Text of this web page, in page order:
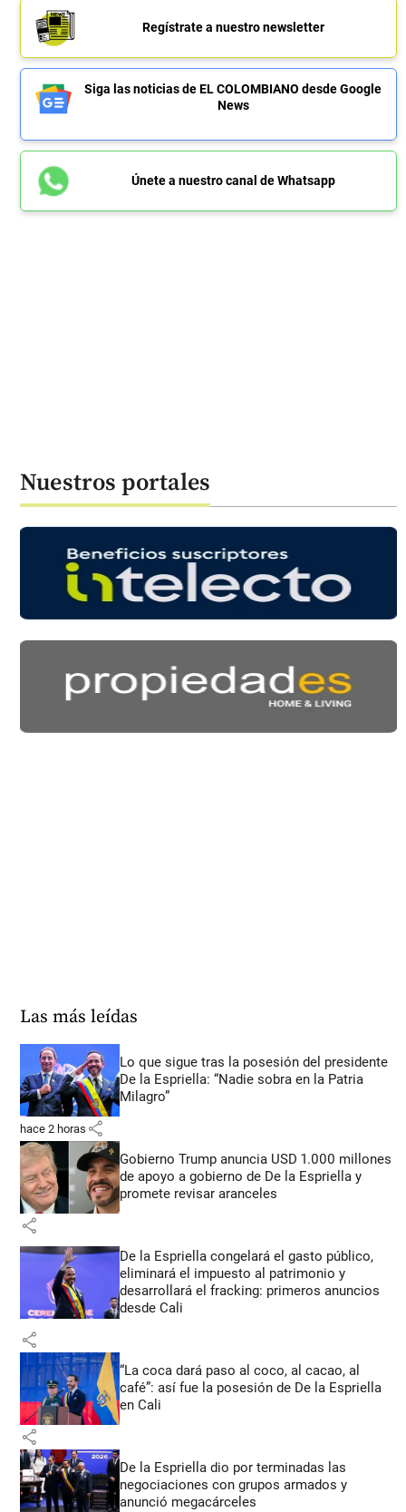
Regístrate a nuestro newsletter
Siga las noticias de EL COLOMBIANO desde Google
News
Únete a nuestro canal de Whatsapp
Nuestros portales
Las más leídas
Lo que sigue tras la posesión del presidente
De la Espriella: “Nadie sobra en la Patria
Milagro”
hace 2 horas share
Gobierno Trump anuncia USD 1.000 millones
de apoyo a gobierno de De la Espriella y
promete revisar aranceles
share
De la Espriella congelará el gasto público,
eliminará el impuesto al patrimonio y
desarrollará el fracking: primeros anuncios
desde Cali
share
“La coca dará paso al coco, al cacao, al
café”: así fue la posesión de De la Espriella
en Cali
share
De la Espriella dio por terminadas las
negociaciones con grupos armados y
anunció megacárceles